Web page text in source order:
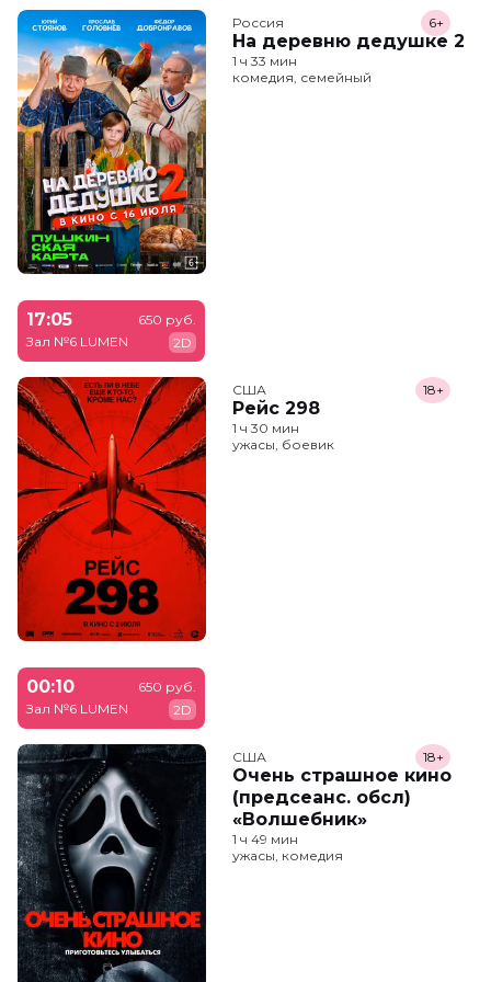
Россия
На деревню дедушке 2
6+
1 ч 33 мин
комедия, семейный
17:05
Зал №6 LUMEN
650 руб.
2D
США
Рейс 298
18+
1 ч 30 мин
ужасы, боевик
00:10
Зал №6 LUMEN
650 руб.
2D
США
Очень страшное кино
(предсеанс. обсл)
«Волшебник»
18+
1 ч 49 мин
ужасы, комедия